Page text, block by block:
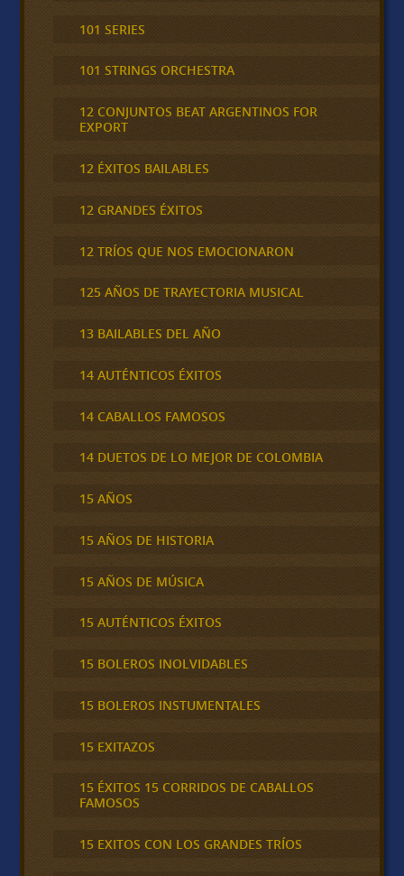
101 SERIES
101 STRINGS ORCHESTRA
12 CONJUNTOS BEAT ARGENTINOS FOR
EXPORT
12 ÉXITOS BAILABLES
12 GRANDES ÉXITOS
12 TRÍOS QUE NOS EMOCIONARON
125 AÑOS DE TRAYECTORIA MUSICAL
13 BAILABLES DEL AÑO
14 AUTÉNTICOS ÉXITOS
14 CABALLOS FAMOSOS
14 DUETOS DE LO MEJOR DE COLOMBIA
15 AÑOS
15 AÑOS DE HISTORIA
15 AÑOS DE MÚSICA
15 AUTÉNTICOS ÉXITOS
15 BOLEROS INOLVIDABLES
15 BOLEROS INSTUMENTALES
15 EXITAZOS
15 ÉXITOS 15 CORRIDOS DE CABALLOS
FAMOSOS
15 EXITOS CON LOS GRANDES TRÍOS